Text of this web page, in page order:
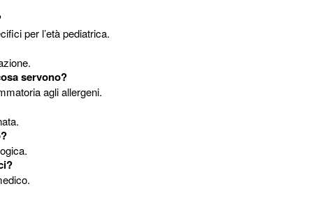
per l’età pediatrica.
servono?
agli allergeni.